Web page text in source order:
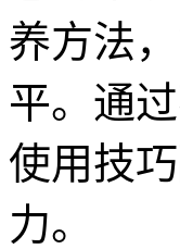
养方法
平。通
使用技
力。